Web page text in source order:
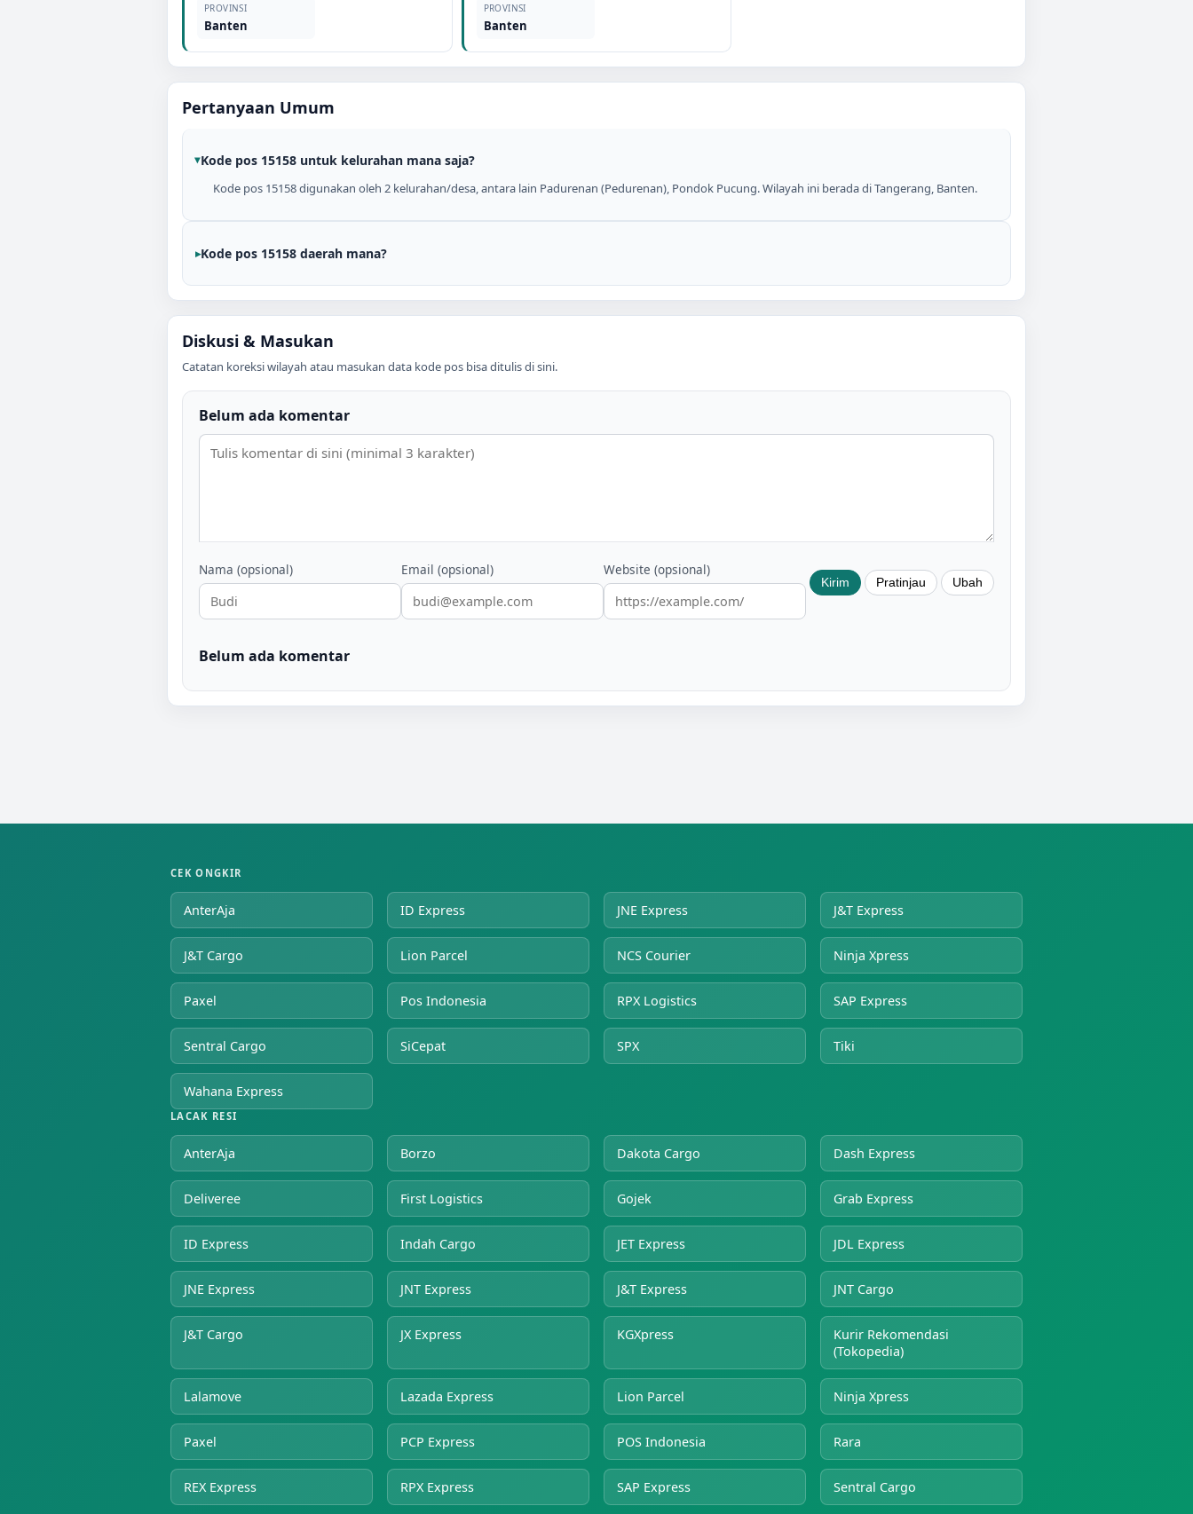
PROVINSI
Banten
PROVINSI
Banten
Pertanyaan Umum
Kode pos 15158 untuk kelurahan mana saja?
Kode pos 15158 digunakan oleh 2 kelurahan/desa, antara lain Padurenan (Pedurenan), Pondok Pucung. Wilayah ini berada di Tangerang, Banten.
Kode pos 15158 daerah mana?
Diskusi & Masukan
Catatan koreksi wilayah atau masukan data kode pos bisa ditulis di sini.
Belum ada komentar
Nama (opsional) Email (opsional) Website (opsional)
Belum ada komentar
CEK ONGKIR
AnterAja ID Express JNE Express J&T Express
J&T Cargo Lion Parcel NCS Courier Ninja Xpress
Paxel Pos Indonesia RPX Logistics SAP Express
Sentral Cargo SiCepat SPX Tiki
Wahana Express
LACAK RESI
AnterAja Borzo Dakota Cargo Dash Express
Deliveree First Logistics Gojek Grab Express
ID Express Indah Cargo JET Express JDL Express
JNE Express JNT Express J&T Express JNT Cargo
J&T Cargo JX Express KGXpress
Kurir Rekomendasi
(Tokopedia)
Lalamove Lazada Express Lion Parcel Ninja Xpress
Paxel PCP Express POS Indonesia Rara
REX Express RPX Express SAP Express Sentral Cargo